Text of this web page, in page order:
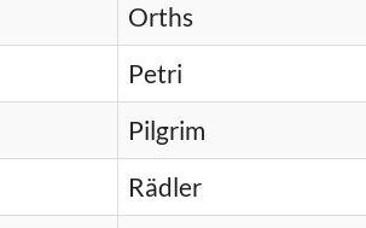
Orths
Petri
Pilgrim
Rädler